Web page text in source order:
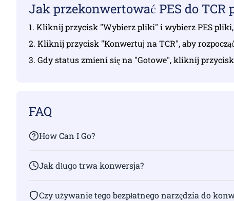
Jak przekonwertować PES do TCR
1. Kliknij przycisk "Wybierz pliki" i wybierz PES
2. Kliknij przycisk "Konwertuj na TCR", aby
3. Gdy status zmieni się na "Gotowe", kliknij przycisk
FAQ
How Can I Go?
Jak długo trwa konwersja?
Czy używanie tego bezpłatnego narzędzia do